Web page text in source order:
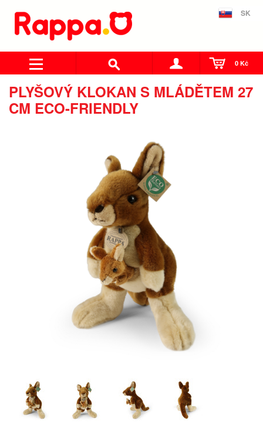
SK
0 Kč
PLYŠOVÝ KLOKAN S MLÁDĚTEM 27
CM ECO-FRIENDLY